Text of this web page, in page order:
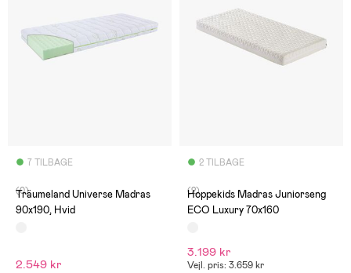
7 TILBAGE
(0)
Träumeland Universe Madras
90x190, Hvid
2.549 kr
2 TILBAGE
(2)
Hoppekids Madras Juniorseng
ECO Luxury 70x160
3.199 kr
Vejl. pris: 3.659 kr